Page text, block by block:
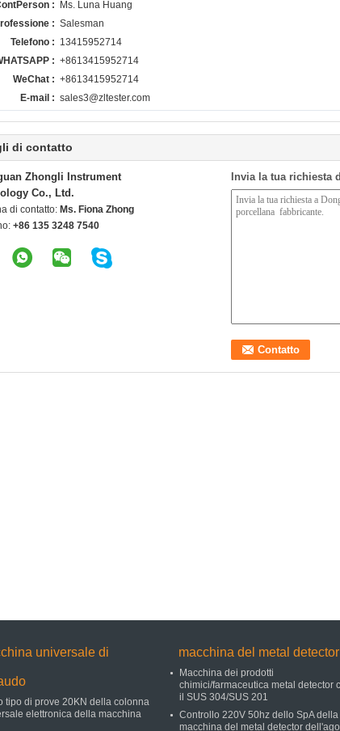
:
Ms. Luna Huang
: Salesman
Telefono : 13415952714
: +8613415952714
WeChat : +8613415952714
E-mail : sales3@zltester.com
di contatto
Zhongli Instrument
Co., Ltd.
di contatto: Ms. Fiona Zhong
+86 135 3248 7540
Invia la tua richiesta
universale di
tipo di prove 20KN della colonna
elettronica della macchina
macchina del metal detector
Macchina dei prodotti
chimici/farmaceutica metal detector
il SUS 304/SUS 201
Controllo 220V 50hz dello SpA della
macchina del metal detector dell'ago